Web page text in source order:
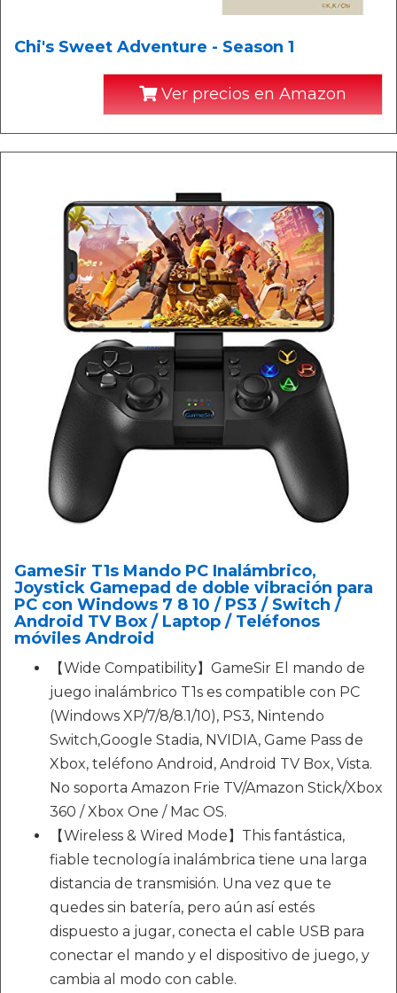
Chi's Sweet Adventure - Season 1
Ver precios en Amazon
GameSir T1s Mando PC Inalámbrico,
Joystick Gamepad de doble vibración para
PC con Windows 7 8 10 / PS3 / Switch /
Android TV Box / Laptop / Teléfonos
móviles Android
【Wide Compatibility】GameSir El mando de
juego inalámbrico T1s es compatible con PC
(Windows XP/7/8/8.1/10), PS3, Nintendo
Switch,Google Stadia, NVIDIA, Game Pass de
Xbox, teléfono Android, Android TV Box, Vista.
No soporta Amazon Frie TV/Amazon Stick/Xbox
360 / Xbox One / Mac OS.
【Wireless & Wired Mode】This fantástica,
fiable tecnología inalámbrica tiene una larga
distancia de transmisión. Una vez que te
quedes sin batería, pero aún así estés
dispuesto a jugar, conecta el cable USB para
conectar el mando y el dispositivo de juego, y
cambia al modo con cable.